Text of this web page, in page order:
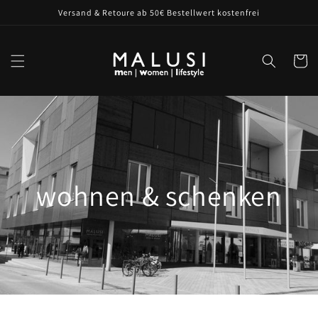
Versand & Retoure ab 50€ Bestellwert kostenfrei
wohnen & schenken